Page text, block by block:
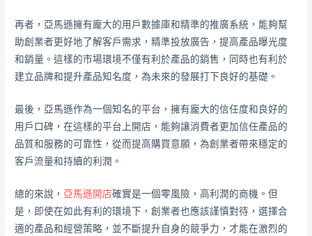
再者，亞馬遜擁有龐大的用戶數據庫和精準的推廣系統，能夠幫
助創業者更好地了解客戶需求，精準投放廣告，提高產品曝光度
和銷量。這樣的市場環境不僅有利於產品的銷售，同時也有利於
建立品牌和提升產品知名度，為未來的發展打下良好的基礎。
最後，亞馬遜作為一個知名的平台，擁有龐大的信任度和良好的
用戶口碑，在這樣的平台上開店，能夠讓消費者更加信任產品的
品質和服務的可靠性，從而提高購買意願，為創業者帶來穩定的
客戶流量和持續的利潤。
總的來說，亞馬遜開店確實是一個零風險，高利潤的商機。但
是，即使在如此有利的環境下，創業者也應該謹慎對待，選擇合
適的產品和經營策略，並不斷提升自身的競爭力，才能在激烈的